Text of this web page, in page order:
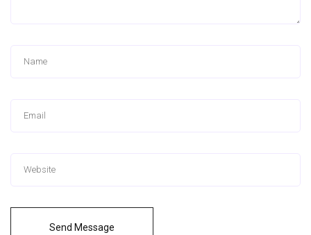
Send Message